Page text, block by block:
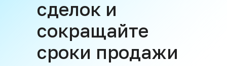
сделок и
сокращайте
сроки продажи